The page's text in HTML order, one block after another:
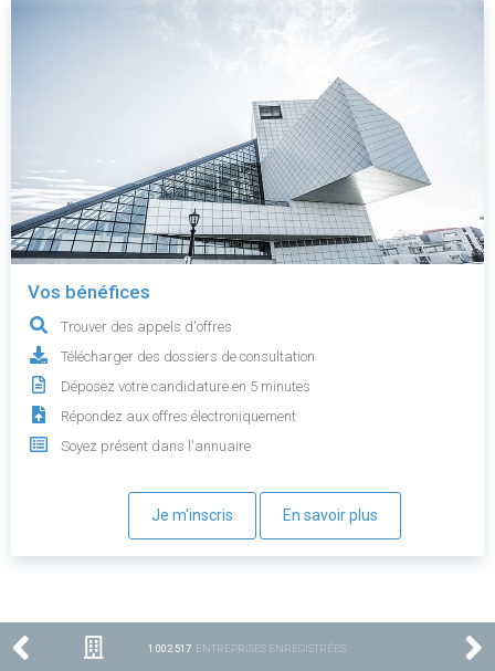
Vos bénéfices
Trouver des appels d'offres
Télécharger des dossiers de consultation
Déposez votre candidature en 5 minutes
Répondez aux offres électroniquement
Soyez présent dans l'annuaire
Je m'inscris En savoir plus
1 002 517 ENTREPRISES ENREGISTRÉES